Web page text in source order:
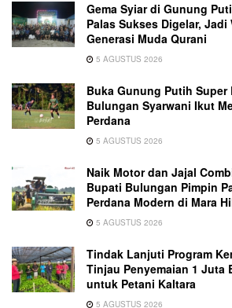
Gema Syiar di Gunung
Palas Sukses Digelar, Jadi
Generasi Muda Qurani
5 AGUSTUS 2026
Buka Gunung Putih Super
Bulungan Syarwani Ikut
Perdana
5 AGUSTUS 2026
Naik Motor dan Jajal
Bupati Bulungan Pimpin
Perdana Modern di Mara
5 AGUSTUS 2026
Tindak Lanjuti Program
Tinjau Penyemaian 1 Juta
untuk Petani Kaltara
5 AGUSTUS 2026